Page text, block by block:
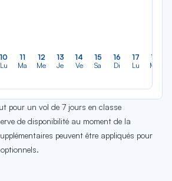
10
Lu
11
Ma
12
Me
13
Je
14
Ve
15
Sa
16
Di
17
Lu
18
Ma
pour un vol de 7 jours en classe
de disponibilité au moment de la
peuvent être appliqués pour